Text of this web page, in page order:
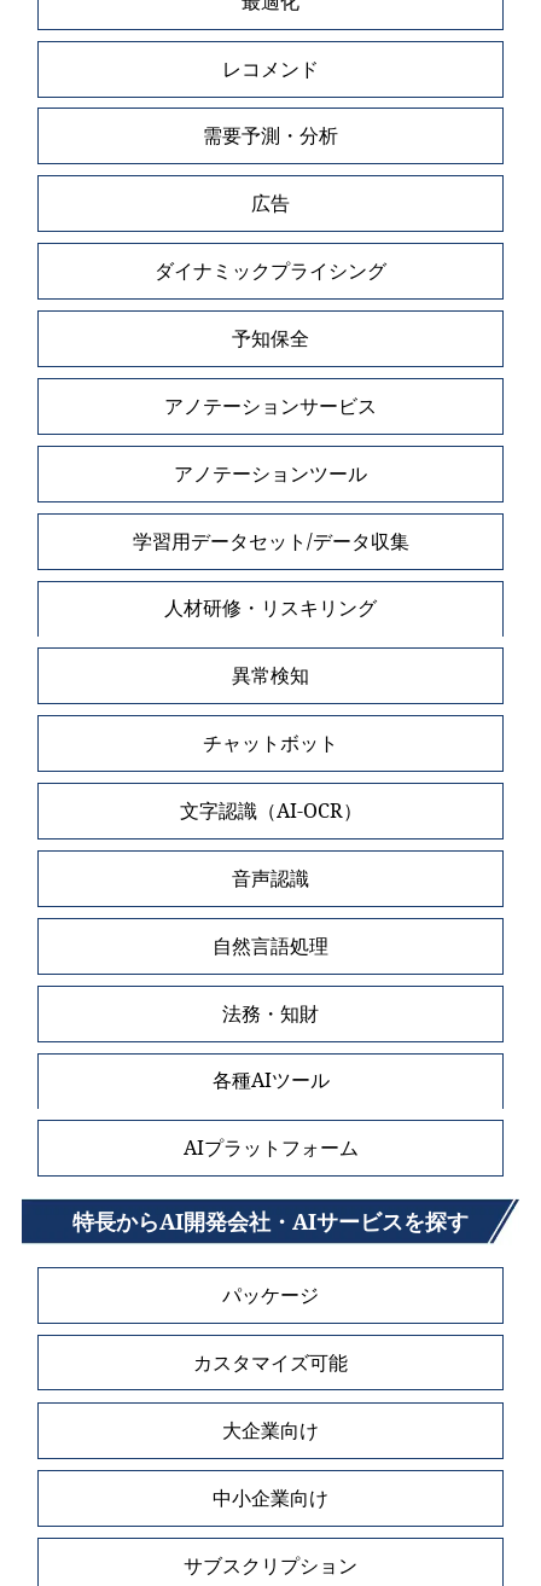
レコメンド
需要予測・分析
広告
ダイナミックプライシング
予知保全
アノテーションサービス
アノテーションツール
学習用データセット/データ収集
人材研修・リスキリング
異常検知
チャットボット
文字認識（AI-OCR）
音声認識
自然言語処理
法務・知財
各種AIツール
AIプラットフォーム
特長からAI開発会社・AIサービスを探す
パッケージ
カスタマイズ可能
大企業向け
中小企業向け
サブスクリプション